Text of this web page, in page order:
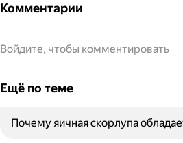
Комментарии
Войдите, чтобы комментировать
Ещё по теме
Почему яичная скорлупа